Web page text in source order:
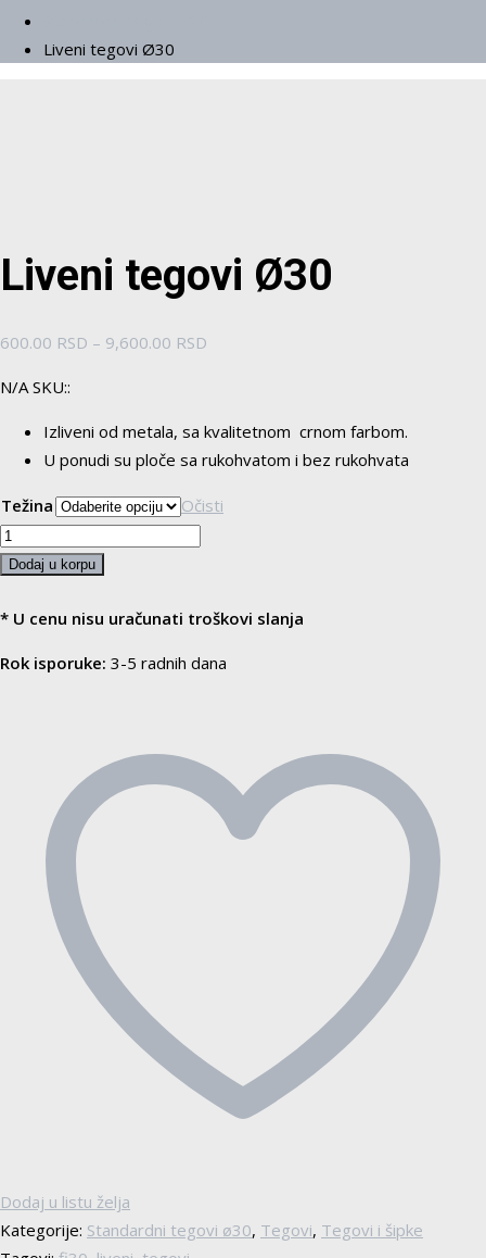
Liveni tegovi Ø30
Liveni tegovi Ø30
600.00 RSD – 9,600.00 RSD
600.00 RSD
do
N/A SKU::
Izliveni od metala, sa kvalitetnom crnom farbom.
U ponudi su ploče sa rukohvatom i bez rukohvata
Težina
Očisti
Liveni
tegovi
količina
Dodaj u korpu
* U cenu nisu uračunati troškovi slanja
Rok isporuke: 3-5 radnih dana
Dodaj u listu želja
Kategorije: Standardni tegovi ø30, Tegovi, Tegovi i šipke